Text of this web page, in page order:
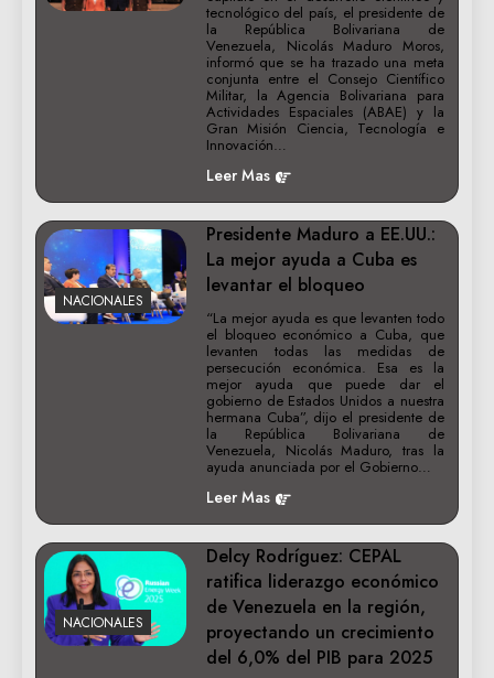
tecnológico del país, el presidente de
la República Bolivariana de
Venezuela, Nicolás Maduro Moros,
informó que se ha trazado una meta
conjunta entre el Consejo Científico
Militar, la Agencia Bolivariana para
Actividades Espaciales (ABAE) y la
Gran Misión Ciencia, Tecnología e
Innovación…
Leer Mas
NACIONALES
Presidente Maduro a EE.UU.:
La mejor ayuda a Cuba es
levantar el bloqueo
“La mejor ayuda es que levanten todo
el bloqueo económico a Cuba, que
levanten todas las medidas de
persecución económica. Esa es la
mejor ayuda que puede dar el
gobierno de Estados Unidos a nuestra
hermana Cuba”, dijo el presidente de
la República Bolivariana de
Venezuela, Nicolás Maduro, tras la
ayuda anunciada por el Gobierno…
Leer Mas
NACIONALES
Delcy Rodríguez: CEPAL
ratifica liderazgo económico
de Venezuela en la región,
proyectando un crecimiento
del 6,0% del PIB para 2025